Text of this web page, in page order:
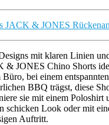
mit klaren Linien
& JONES Chino Shorts
bei einem
BBQ trägst, diese
sie mit einem Poloshirt
schicken Look oder mit
Auftritt.